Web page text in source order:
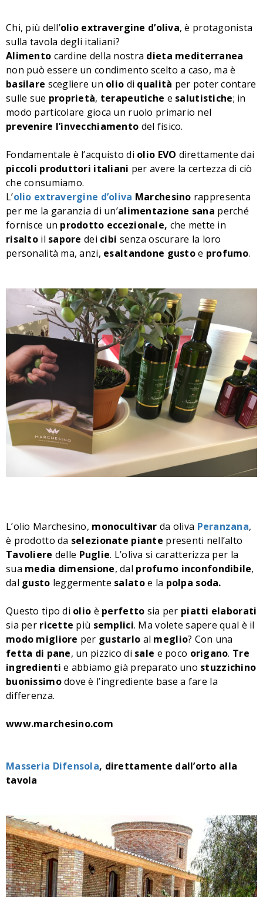
Chi, più dell’olio extravergine d’oliva, è protagonista
sulla tavola degli italiani?
Alimento cardine della nostra dieta mediterranea
non può essere un condimento scelto a caso, ma è
basilare scegliere un olio di qualità per poter contare
sulle sue proprietà, terapeutiche e salutistiche; in
modo particolare gioca un ruolo primario nel
prevenire l’invecchiamento del fisico.
Fondamentale è l’acquisto di olio EVO direttamente dai
piccoli produttori italiani per avere la certezza di ciò
che consumiamo.
L’olio extravergine d’oliva Marchesino rappresenta
per me la garanzia di un’alimentazione sana perché
fornisce un prodotto eccezionale, che mette in
risaltoil sapore dei cibi senza oscurare la loro
personalità ma, anzi, esaltandone gustoe profumo.
L’olio Marchesino, monocultivar da oliva Peranzana,
è prodotto da selezionate piante presenti nell’alto
Tavoliere delle Puglie. L’oliva si caratterizza per la
sua media dimensione, dal profumo inconfondibile,
dal gusto leggermente salatoe la polpa soda.
Questo tipo di olio è perfetto sia per piatti elaborati
sia per ricette più semplici. Ma volete sapere qual è il
modo migliore per gustarlo al meglio? Con una
fetta di pane, un pizzico di sale e poco origano. Tre
ingredienti e abbiamo già preparato uno stuzzichino
buonissimodove è l’ingrediente base a fare la
differenza.
www.marchesino.com
Masseria Difensola, direttamente dall’orto alla
tavola